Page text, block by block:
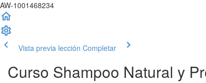
AW-1001468234
Vista previa lección Completar
Curso Shampoo Natural y